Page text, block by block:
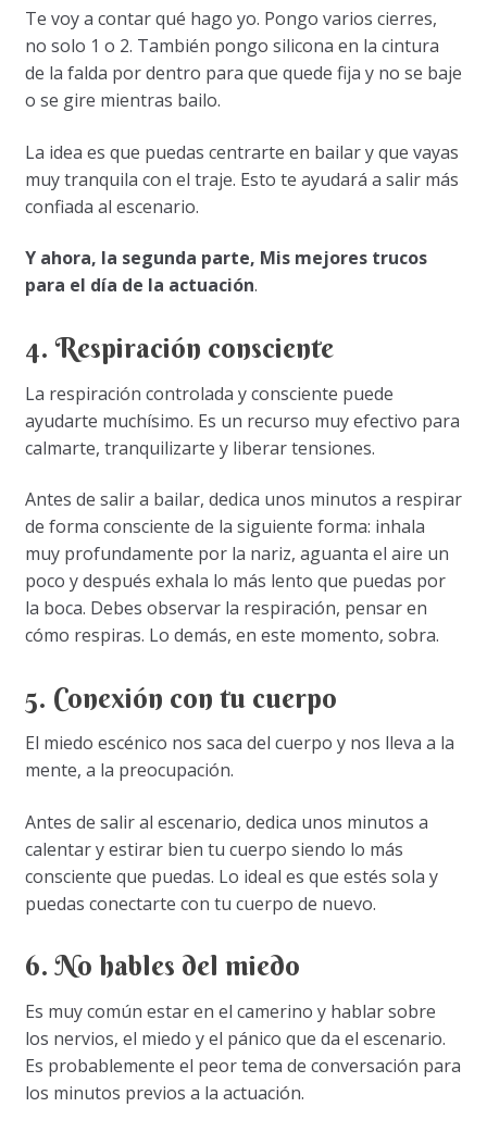
Te voy a contar qué hago yo. Pongo varios cierres,
no solo 1 o 2. También pongo silicona en la cintura
de la falda por dentro para que quede fija y no se baje
o se gire mientras bailo.
La idea es que puedas centrarte en bailar y que vayas
muy tranquila con el traje. Esto te ayudará a salir más
confiada al escenario.
Y ahora, la segunda parte, Mis mejores trucos
para el día de la actuación.
4. Respiración consciente
La respiración controlada y consciente puede
ayudarte muchísimo. Es un recurso muy efectivo para
calmarte, tranquilizarte y liberar tensiones.
Antes de salir a bailar, dedica unos minutos a respirar
de forma consciente de la siguiente forma: inhala
muy profundamente por la nariz, aguanta el aire un
poco y después exhala lo más lento que puedas por
la boca. Debes observar la respiración, pensar en
cómo respiras. Lo demás, en este momento, sobra.
5. Conexión con tu cuerpo
El miedo escénico nos saca del cuerpo y nos lleva a la
mente, a la preocupación.
Antes de salir al escenario, dedica unos minutos a
calentar y estirar bien tu cuerpo siendo lo más
consciente que puedas. Lo ideal es que estés sola y
puedas conectarte con tu cuerpo de nuevo.
6. No hables del miedo
Es muy común estar en el camerino y hablar sobre
los nervios, el miedo y el pánico que da el escenario.
Es probablemente el peor tema de conversación para
los minutos previos a la actuación.